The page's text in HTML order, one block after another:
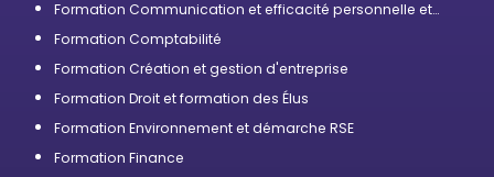
Formation Communication et efficacité personnelle et
Formation Comptabilité
Formation Création et gestion d'entreprise
Formation Droit et formation des Élus
Formation Environnement et démarche RSE
Formation Finance